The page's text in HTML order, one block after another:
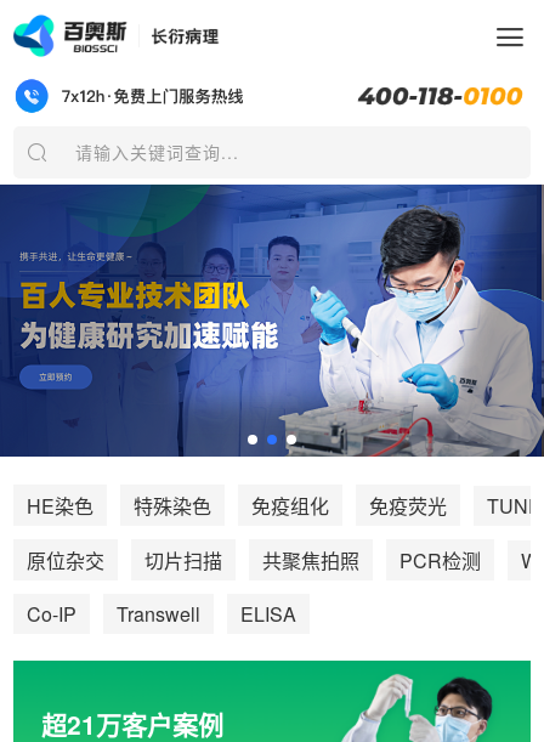
请输入关键词查询...
HE染色 特殊染色 免疫组化 免疫荧光
原位杂交
切片扫描 共聚焦拍照 PCR检测
Co-IP
Transwell ELISA
超21万客户案例